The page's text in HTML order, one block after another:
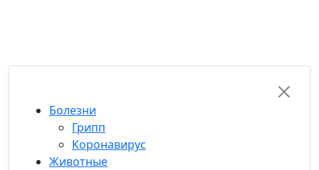
Болезни
Грипп
Коронавирус
Животные